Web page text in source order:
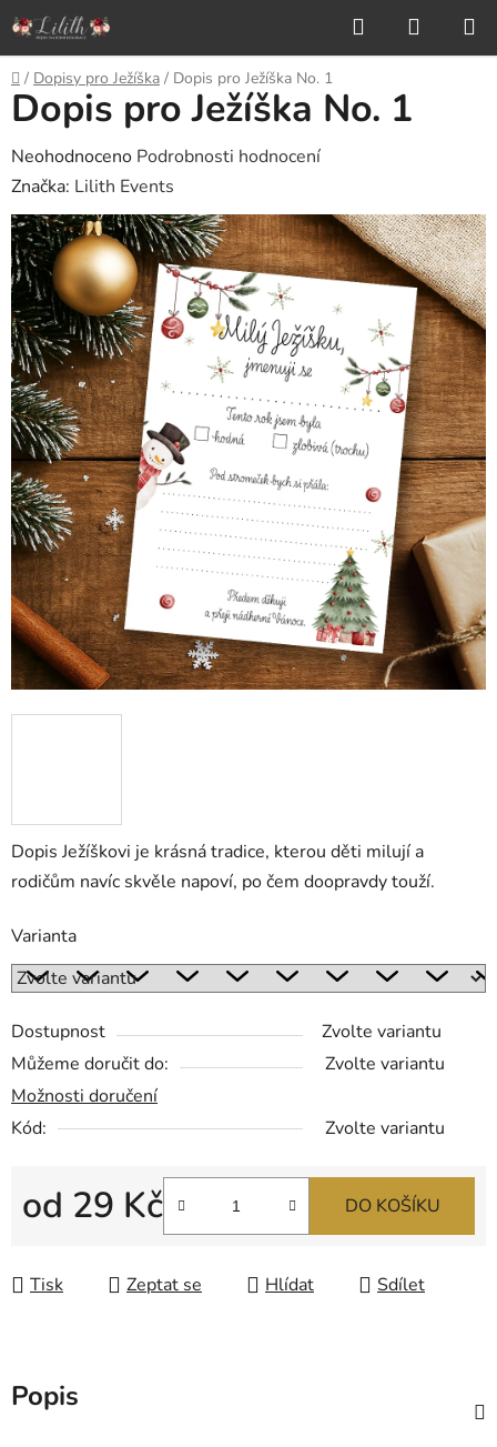
Přejít
na
obsah
Hledat
KOŠÍK
Domů
/ Dopisy pro Ježíška / Dopis pro Ježíška No. 1
Dopis Ježíškovi je krásná tradice, kterou děti milují a
rodičům navíc skvěle napoví, po čem doopravdy touží.
Varianta
Dostupnost
Zvolte variantu
Můžeme doručit do:
Zvolte variantu
Možnosti doručení
Kód:
Zvolte variantu
od 29 Kč DO KOŠÍKU
Tisk Zeptat se Hlídat Sdílet
Dopis pro Ježíška No. 1
Průměrné
hodnocení
produktu
je
0,0
z
5
hvězdiček.
Neohodnoceno Podrobnosti hodnocení
Značka: Lilith Events
Popis